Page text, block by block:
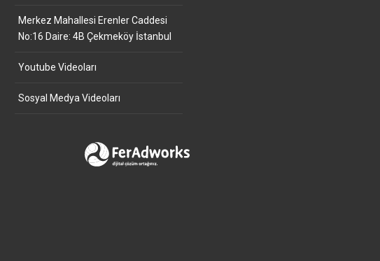
Merkez Mahallesi Erenler Caddesi
No:16 Daire: 4B Çekmeköy İstanbul
Youtube Videoları
Sosyal Medya Videoları